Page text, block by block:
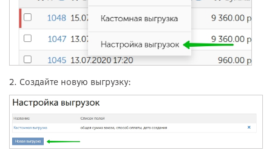
2. Создайте новую выгрузку: